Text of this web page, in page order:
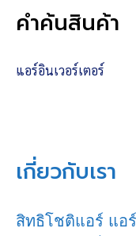
คำค้นสินค้า
แอร์อินเวอร์เตอร์
เกี่ยวกับเรา
สิทธิโชติแอร์ แอ